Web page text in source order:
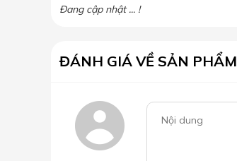
Đang cập nhật ... !
ĐÁNH GIÁ VỀ SẢN PHẨM